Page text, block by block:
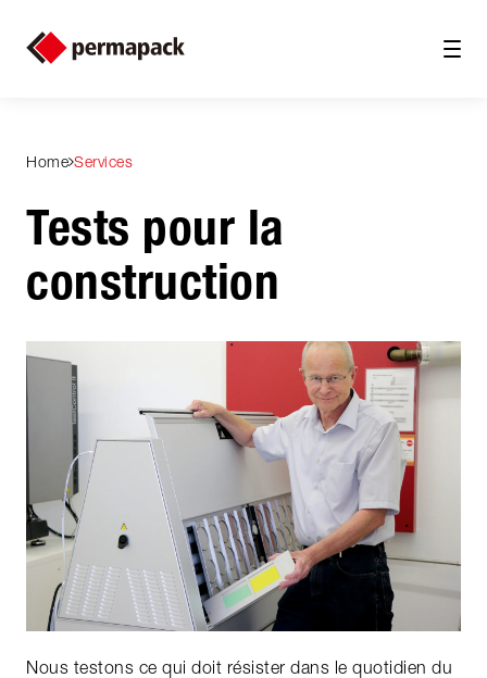
Home Services
Tests pour la
construction
Nous testons ce qui doit résister dans le quotidien du